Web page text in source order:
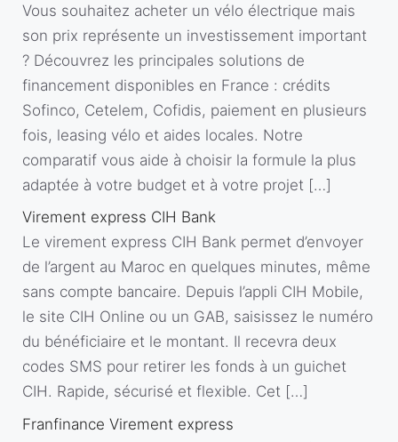
Vous souhaitez acheter un vélo électrique mais
son prix représente un investissement important
? Découvrez les principales solutions de
financement disponibles en France : crédits
Sofinco, Cetelem, Cofidis, paiement en plusieurs
fois, leasing vélo et aides locales. Notre
comparatif vous aide à choisir la formule la plus
adaptée à votre budget et à votre projet […]
Virement express CIH Bank
Le virement express CIH Bank permet d’envoyer
de l’argent au Maroc en quelques minutes, même
sans compte bancaire. Depuis l’appli CIH Mobile,
le site CIH Online ou un GAB, saisissez le numéro
du bénéficiaire et le montant. Il recevra deux
codes SMS pour retirer les fonds à un guichet
CIH. Rapide, sécurisé et flexible. Cet […]
Franfinance Virement express